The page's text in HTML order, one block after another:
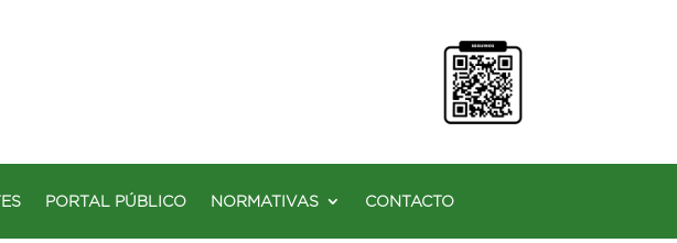
PORTAL PÚBLICO NORMATIVAS CONTACTO